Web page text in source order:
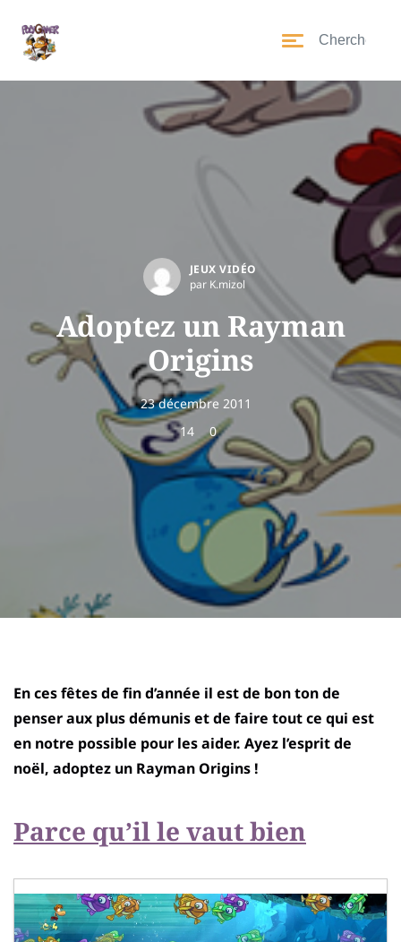
JEUX VIDÉO
par K.mizol
Adoptez un Rayman
Origins
23 décembre 2011
14
0
En ces fêtes de fin d’année il est de bon ton de
penser aux plus démunis et de faire tout ce qui est
en notre possible pour les aider. Ayez l’esprit de
noël, adoptez un Rayman Origins !
Parce qu’il le vaut bien